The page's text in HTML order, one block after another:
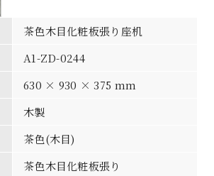
茶色木目化粧板張り座机
A1-ZD-0244
630 × 930 × 375 mm
木製
茶色(木目)
茶色木目化粧板張り